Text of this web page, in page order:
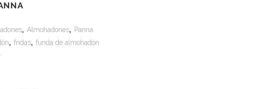
, Almohadones, Panna
, fndas, funda de almohadón